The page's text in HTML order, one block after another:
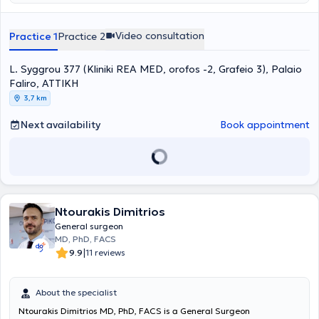
Practice 1Practice 2 Video consultation
L. Syggrou 377 (Kliniki REA MED, orofos -2, Grafeio 3), Palaio
Faliro, ΑΤΤΙΚΗ
3,7 km
Next availability Book appointment
Ntourakis Dimitrios
General surgeon
MD, PhD, FACS
9.9|11 reviews
About the specialist
Ntourakis Dimitrios MD, PhD, FACS is a General Surgeon